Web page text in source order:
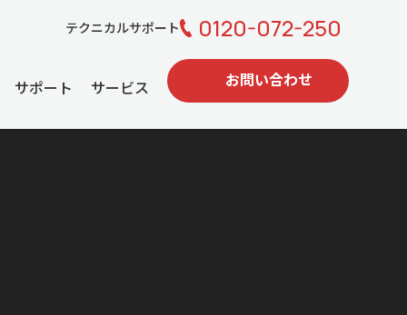
テクニカルサポート 0120-072-250
サポート サービス お問い合わせ